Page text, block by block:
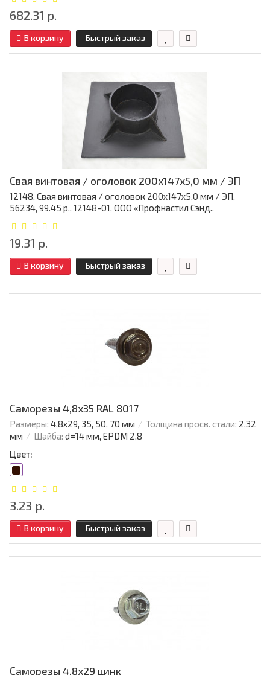
682.31 р.
В корзину Быстрый заказ
Свая винтовая / оголовок 200x147x5,0 мм / ЭП
12148, Свая винтовая / оголовок 200x147x5,0 мм / ЭП,
56234, 99.45 р., 12148-01, ООО «Профнастил Сэнд..
19.31 р.
В корзину Быстрый заказ
Саморезы 4,8х35 RAL 8017
Размеры: 4,8х29, 35, 50, 70 мм Толщина просв. стали: 2,32
мм
Шайба: d=14 мм, EPDM 2,8
Цвет:
3.23 р.
В корзину Быстрый заказ
Саморезы 4,8х29 цинк